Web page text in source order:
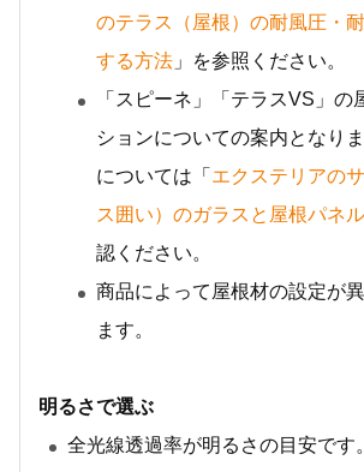
のテラス（屋根）の耐風圧・
する方法 」を参照ください。
「スピーネ」「テラスVS」の
ションについての案内となり
については「 エクステリアの
ス囲い）のガラスと屋根パネ
認ください。
商品によって屋根材の設定が
ます。
明るさで選ぶ
全光線透過率が明るさの目安です